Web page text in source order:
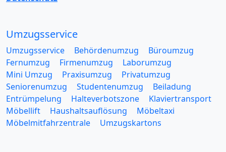
Umzugsservice
Umzugsservice Behördenumzug
Büroumzug
Fernumzug
Firmenumzug
Laborumzug
Mini Umzug
Praxisumzug
Privatumzug
Seniorenumzug
Studentenumzug
Beiladung
Entrümpelung
Halteverbotszone
Klaviertransport
Möbellift
Haushaltsauflösung
Möbeltaxi
Möbelmitfahrzentrale
Umzugskartons